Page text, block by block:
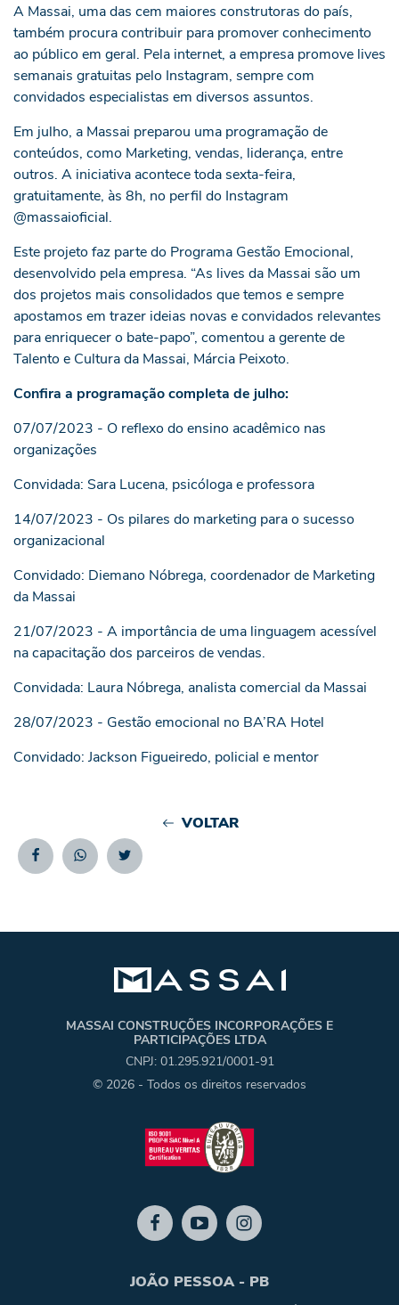
A Massai, uma das cem maiores construtoras do país,
também procura contribuir para promover conhecimento
ao público em geral. Pela internet, a empresa promove lives
semanais gratuitas pelo Instagram, sempre com
convidados especialistas em diversos assuntos.
Em julho, a Massai preparou uma programação de
conteúdos, como Marketing, vendas, liderança, entre
outros. A iniciativa acontece toda sexta-feira,
gratuitamente, às 8h, no perfil do Instagram
@massaioficial.
Este projeto faz parte do Programa Gestão Emocional,
desenvolvido pela empresa. “As lives da Massai são um
dos projetos mais consolidados que temos e sempre
apostamos em trazer ideias novas e convidados relevantes
para enriquecer o bate-papo”, comentou a gerente de
Talento e Cultura da Massai, Márcia Peixoto.
Confira a programação completa de julho:
07/07/2023 - O reflexo do ensino acadêmico nas
organizações
Convidada: Sara Lucena, psicóloga e professora
14/07/2023 - Os pilares do marketing para o sucesso
organizacional
Convidado: Diemano Nóbrega, coordenador de Marketing
da Massai
21/07/2023 - A importância de uma linguagem acessível
na capacitação dos parceiros de vendas.
Convidada: Laura Nóbrega, analista comercial da Massai
28/07/2023 - Gestão emocional no BA’RA Hotel
Convidado: Jackson Figueiredo, policial e mentor
VOLTAR
FacebookWhatsappTwitter
MASSAI CONSTRUÇÕES INCORPORAÇÕES E
PARTICIPAÇÕES LTDA
CNPJ: 01.295.921/0001-91
© 2026 - Todos os direitos reservados
JOÃO PESSOA - PB